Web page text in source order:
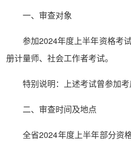
一、审查对象
参加2024年度上半年资格考
册计量师、社会工作者考试。
特别说明：上述考试曾参加
二、审查时间及地点
全省2024年度上半年部分资